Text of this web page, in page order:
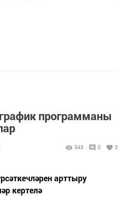
программаны
343 0 0
арттыру
кертелә